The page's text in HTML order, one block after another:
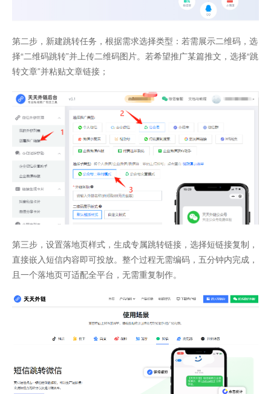
第二步，新建跳转任务，根据需求选择类型：若需展示二维码，选
择“二维码跳转”并上传二维码图片。若希望推广某篇推文，选择“跳
转文章”并粘贴文章链接；
第三步，设置落地页样式，生成专属跳转链接，选择短链接复制，
直接嵌入短信内容即可投放。整个过程无需编码，五分钟内完成，
且一个落地页可适配全平台，无需重复制作。